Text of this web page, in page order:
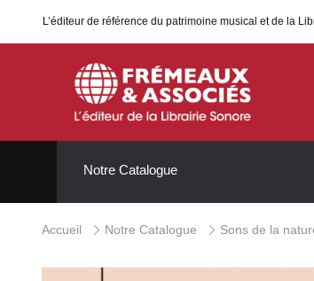
L’éditeur de référence du patrimoine musical et de la
Notre Catalogue
Accueil Notre Catalogue Sons de la